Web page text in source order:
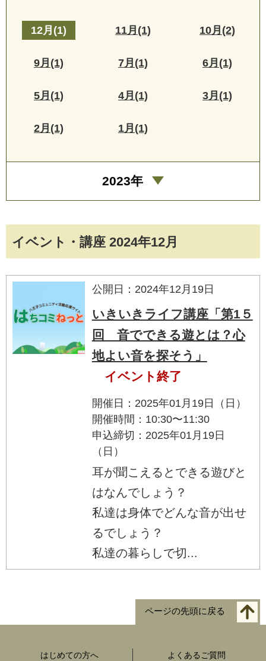
イベント・講座 2024年12月
公開日：2024年12月19日
いきいきライフ講座「第1５
回 音でできる遊とは？心
地よい音を探そう」
イベント終了
開催日：2025年01月19日（日）
開催時間：10:30〜11:30
申込締切：2025年01月19日
（日）
耳が聞こえるとできる遊びと
はなんでしょう？
私達は身体でどんな音が出せ
るでしょう？
私達の暮らしで切...
12月(1) 11月(1) 10月(2)
9月(1) 7月(1) 6月(1)
5月(1) 4月(1) 3月(1)
2月(1) 1月(1)
2023年
ページの先頭に戻る
はじめての方へ よくあるご質問